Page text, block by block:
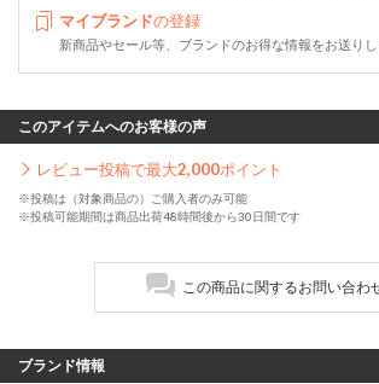
マイブランドの登録
新商品やセール等、ブランドのお得な情報をお送り
このアイテムへのお客様の声
レビュー投稿で最大2,000ポイント
※投稿は（対象商品の）ご購入者のみ可能
※投稿可能期間は商品出荷48時間後から30日間です
この商品に関するお問い合わ
ブランド情報